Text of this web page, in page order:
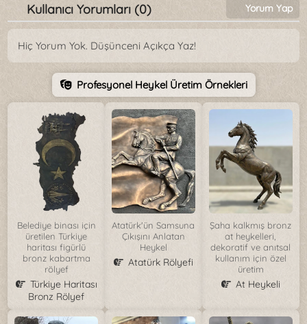
Kullanıcı Yorumları (0) Yorum Yap
Hiç Yorum Yok. Düşünceni Açıkça Yaz!
Profesyonel Heykel Üretim Örnekleri
Belediye binası için
üretilen Türkiye
haritası figürlü
bronz kabartma
rölyef
Türkiye Haritası
Bronz Rölyef
Atatürk'ün Samsuna
Çıkışını Anlatan
Heykel
Atatürk Rölyefi
Şaha kalkmış bronz
at heykelleri,
dekoratif ve anıtsal
kullanım için özel
üretim
At Heykeli